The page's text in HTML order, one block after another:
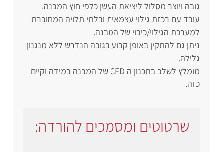
גובה ויוצר מסלול ליציאת העשן כלפי חוץ המבנה.
עובד עם רכזת גילוי עצמאית ובלתי תלויה המחוברת
למערכת הגילוי/כיבוי של המבנה.
ניתן גם להתקין באופן קבוע בגובה הנדרש ללא מנגנון
גלילה.
מומלץ לשלב בתכנון ה CFD של המבנה במידה וקיים
כזה.
שרטוטים ומסמכים להורדה: